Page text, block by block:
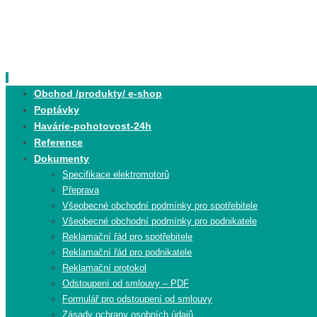
content
Obchod /produkty/ e-shop
Poptávky
Havárie-pohotovost-24h
Reference
Dokumenty
Specifikace elektromotorů
Přeprava
Všeobecné obchodní podmínky pro spotřebitele
Všeobecné obchodní podmínky pro podnikatele
Reklamační řád pro spotřebitele
Reklamační řád pro podnikatele
Reklamační protokol
Odstoupení od smlouvy – PDF
Formulář pro odstoupení od smlouvy
Zásady ochrany osobních údajů